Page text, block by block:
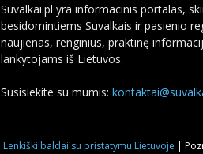
Suvalkai.pl yra informacinis portalas,
besidomintiems Suvalkais ir pasienio
naujienas, renginius, praktinę
lankytojams iš Lietuvos.
Susisiekite su mumis:
Lenkiški baldai su pristatymu Lietuvoje |